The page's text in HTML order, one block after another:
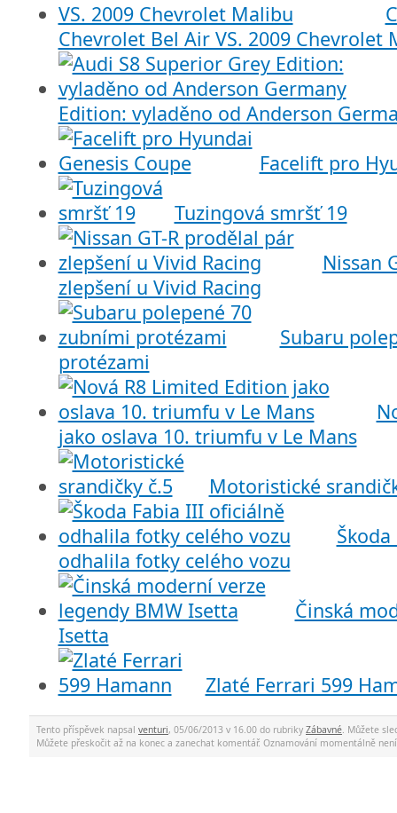
Chevrolet Bel Air VS. 2009 Chevrolet
Edition: vyladěno od Anderson
Facelift pro
Tuzingová smršť 19
Nissan
zlepšení u Vivid Racing
Subaru
protézami
jako oslava 10. triumfu v Le Mans
Motoristické
odhalila fotky celého vozu
Činská
Isetta
Zlaté Ferrari 599
Tento příspěvek napsal venturi, 05/06/2013 v 16.00 do rubriky Zábavné . Můžete
Můžete přeskočit až na konec a zanechat komentář. Oznamování momentálně